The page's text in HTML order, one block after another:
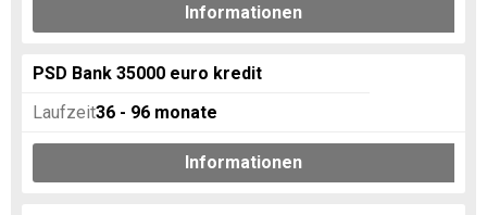
Informationen
PSD Bank 35000 euro kredit
Laufzeit36 - 96 monate
Informationen